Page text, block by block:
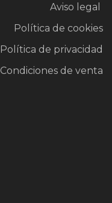
Aviso legal
Política de cookies
Política de privacidad
Condiciones de venta